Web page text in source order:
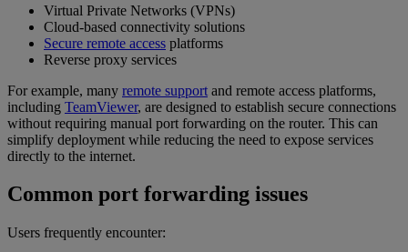
Virtual Private Networks (VPNs)
Cloud-based connectivity solutions
Secure remote access platforms
Reverse proxy services
For example, many remote support and remote access platforms,
including TeamViewer, are designed to establish secure connections
without requiring manual port forwarding on the router. This can
simplify deployment while reducing the need to expose services
directly to the internet.
Common port forwarding issues
Users frequently encounter: